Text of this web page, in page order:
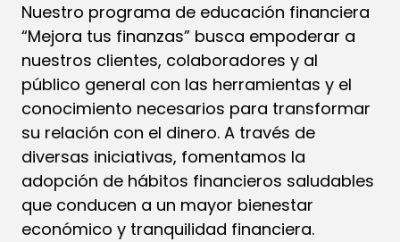
Nuestro programa de educación financiera
“Mejora tus finanzas” busca empoderar a
nuestros clientes, colaboradores y al
público general con las herramientas y el
conocimiento necesarios para transformar
su relación con el dinero. A través de
diversas iniciativas, fomentamos la
adopción de hábitos financieros saludables
que conducen a un mayor bienestar
económico y tranquilidad financiera.